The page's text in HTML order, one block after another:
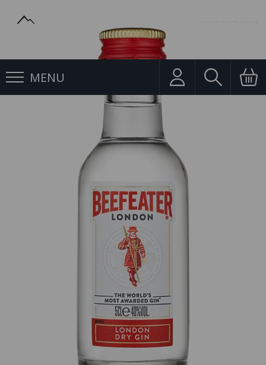
MENU
Gin Beefeater 0,05l 40% Mini
Gin Beefeater 0,05l 40% Mini
Přidat do oblíbených produktů
Foto produktu se může od skutečnosti mírně lišit.
65002700